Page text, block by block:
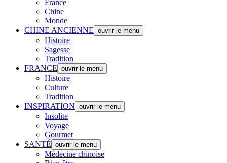
France
Chine
Monde
CHINE ANCIENNE ouvrir le menu
Histoire
Sagesse
Tradition
FRANCE ouvrir le menu
Histoire
Culture
Tradition
INSPIRATION ouvrir le menu
Insolite
Voyage
Gourmet
SANTÉ ouvrir le menu
Médecine chinoise